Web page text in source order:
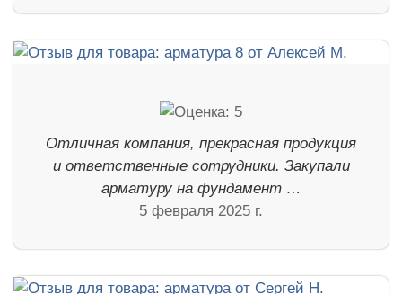
Отличная компания, прекрасная продукция
и ответственные сотрудники. Закупали
арматуру на фундамент …
5 февраля 2025 г.